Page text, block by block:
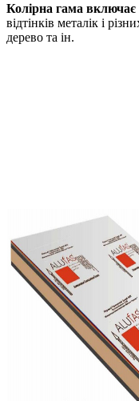
Колірна гама
відтінків металік і
дерево та ін.